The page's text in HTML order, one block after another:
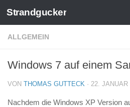
Zum Inhalt springen
Strandgucker
ALLGEMEIN
Windows 7 auf einem
VON THOMAS GUTTECK · 22. JANUAR
Nachdem die Windows XP Version